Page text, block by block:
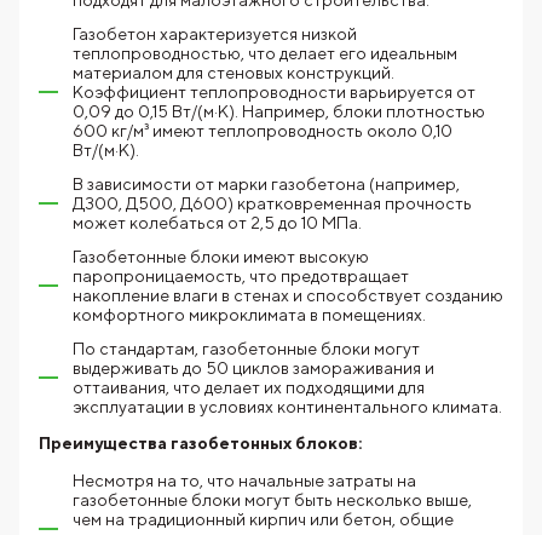
Газобетон характеризуется низкой
теплопроводностью, что делает его идеальным
материалом для стеновых конструкций.
Коэффициент теплопроводности варьируется от
0,09 до 0,15 Вт/(м·К). Например, блоки плотностью
600 кг/м³ имеют теплопроводность около 0,10
Вт/(м·К).
В зависимости от марки газобетона (например,
Д300, Д500, Д600) кратковременная прочность
может колебаться от 2,5 до 10 МПа.
Газобетонные блоки имеют высокую
паропроницаемость, что предотвращает
накопление влаги в стенах и способствует созданию
комфортного микроклимата в помещениях.
По стандартам, газобетонные блоки могут
выдерживать до 50 циклов замораживания и
оттаивания, что делает их подходящими для
эксплуатации в условиях континентального климата.
Преимущества газобетонных блоков:
Несмотря на то, что начальные затраты на
газобетонные блоки могут быть несколько выше,
чем на традиционный кирпич или бетон, общие